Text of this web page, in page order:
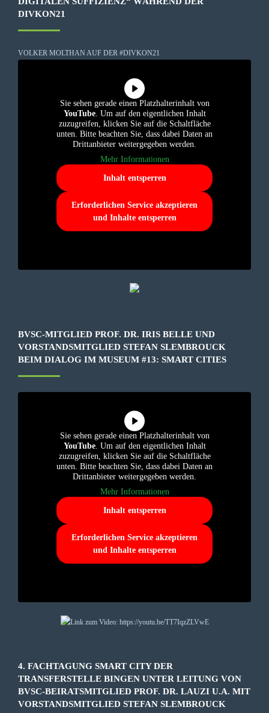
DIVKON21
VOLKER MOLTHAN AUF DER #DIVKON21
Sie sehen gerade einen Platzhalterinhalt von
YouTube. Um auf den eigentlichen Inhalt
zuzugreifen, klicken Sie auf die Schaltfläche
unten. Bitte beachten Sie, dass dabei Daten an
Drittanbieter weitergegeben werden.
Mehr Informationen
Inhalt entsperren
Erforderlichen Service akzeptieren
und Inhalte entsperren
BVSC-MITGLIED PROF. DR. IRIS BELLE UND
VORSTANDSMITGLIED STEFAN SLEMBROUCK
BEIM DIALOG IM MUSEUM #13: SMART CITIES
Sie sehen gerade einen Platzhalterinhalt von
YouTube. Um auf den eigentlichen Inhalt
zuzugreifen, klicken Sie auf die Schaltfläche
unten. Bitte beachten Sie, dass dabei Daten an
Drittanbieter weitergegeben werden.
Mehr Informationen
Inhalt entsperren
Erforderlichen Service akzeptieren
und Inhalte entsperren
4. FACHTAGUNG SMART CITY DER
TRANSFERSTELLE BINGEN UNTER LEITUNG VON
BVSC-BEIRATSMITGLIED PROF. DR. LAUZI U.A. MIT
VORSTANDSMITGLIED STEFAN SLEMBROUCK